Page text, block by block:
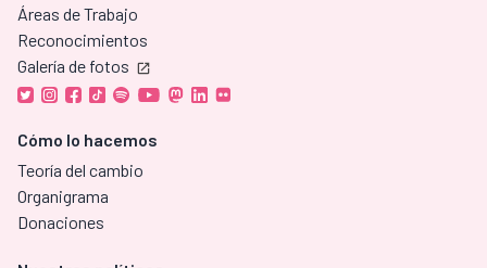
Áreas de Trabajo
Reconocimientos
Galería de fotos
Cómo lo hacemos
Teoría del cambio
Organigrama
Donaciones